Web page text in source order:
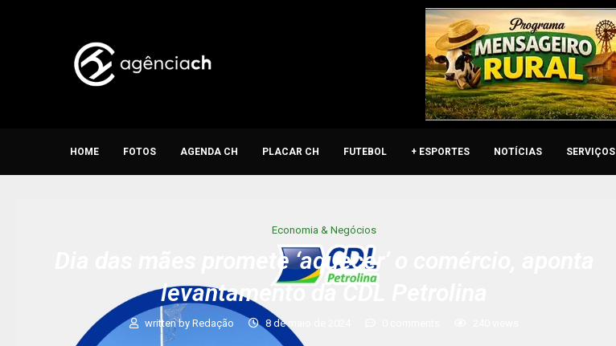
HOME FOTOS AGENDA CH PLACAR CH FUTEBOL + ESPORTES NOTÍCIAS SERVIÇOS
Economia & Negócios
Dia das mães promete ‘aquecer’ o comércio, aponta
levantamento da CDL Petrolina
written byRedação 8 de maio de 2024